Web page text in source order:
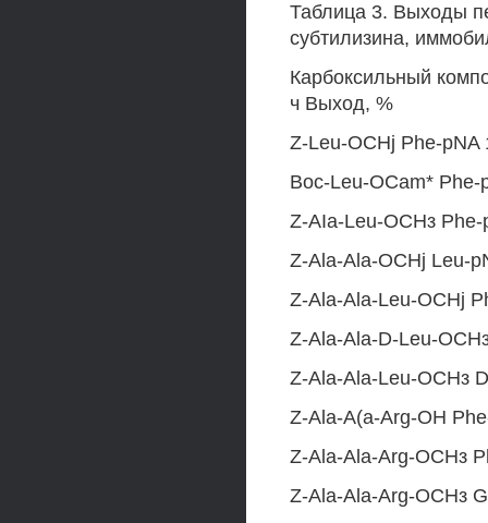
Таблица 3. Выходы
субтилизина,
Карбоксильный
ч Выход, %
Z-Leu-OCHj Phe-pNA
Boc-Leu-OCam*
Z-AIa-Leu-ОСНз Phe-
Z-Ala-Ala-OCHj Leu-
Z-Ala-Ala-Leu-OCHj
Z-Ala-Ala-D-Leu-
Z-Ala-Ala-Leu-ОСНз
Z-Ala-A(a-Arg-OH
Z-Ala-Ala-Arg-ОСНз
Z-Ala-Ala-Arg-ОСНз